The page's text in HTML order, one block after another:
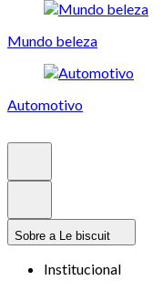
Mundo beleza
Automotivo
Sobre a Le biscuit
Institucional